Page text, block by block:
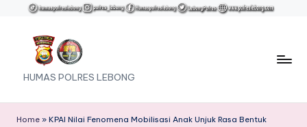
content
HUMAS POLRES LEBONG
Home » KPAI Nilai Fenomena Mobilisasi Anak Unjuk Rasa Bentuk